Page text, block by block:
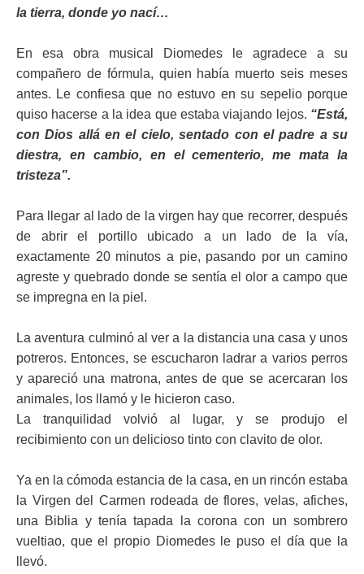
la tierra, donde yo nací…
En esa obra musical Diomedes le agradece a su
compañero de fórmula, quien había muerto seis meses
antes. Le confiesa que no estuvo en su sepelio porque
quiso hacerse a la idea que estaba viajando lejos. “Está,
con Dios allá en el cielo, sentado con el padre a su
diestra, en cambio, en el cementerio, me mata la
tristeza”.
Para llegar al lado de la virgen hay que recorrer, después
de abrir el portillo ubicado a un lado de la vía,
exactamente 20 minutos a pie, pasando por un camino
agreste y quebrado donde se sentía el olor a campo que
se impregna en la piel.
La aventura culminó al ver a la distancia una casa y unos
potreros. Entonces, se escucharon ladrar a varios perros
y apareció una matrona, antes de que se acercaran los
animales, los llamó y le hicieron caso.
La tranquilidad volvió al lugar, y se produjo el
recibimiento con un delicioso tinto con clavito de olor.
Ya en la cómoda estancia de la casa, en un rincón estaba
la Virgen del Carmen rodeada de flores, velas, afiches,
una Biblia y tenía tapada la corona con un sombrero
vueltiao, que el propio Diomedes le puso el día que la
llevó.